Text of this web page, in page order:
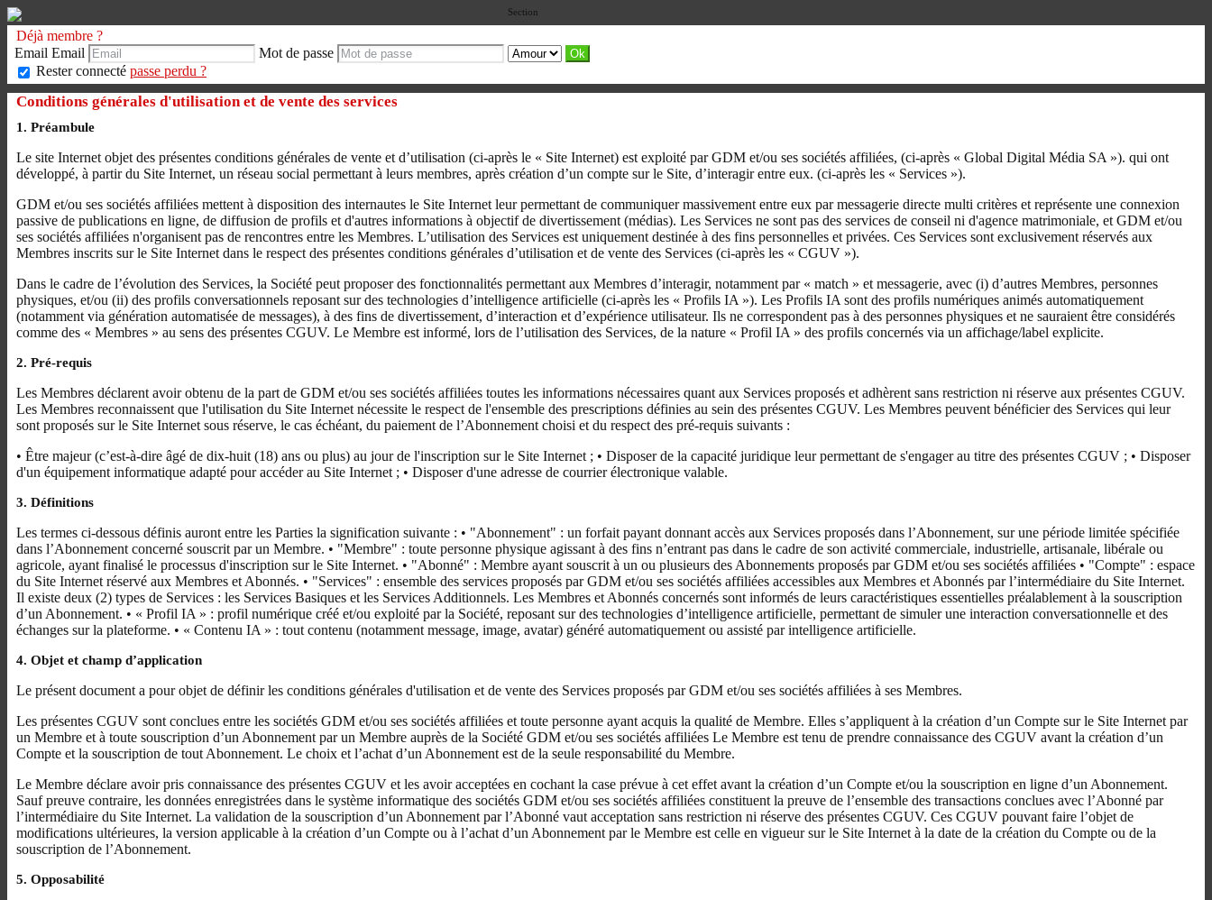
Déjà membre ?
Email Email Mot de passe
Section
Rester connecté passe perdu ?
Conditions générales d'utilisation et de vente des services
1. Préambule
Le site Internet objet des présentes conditions générales de vente et d’utilisation (ci-après le « Site Internet) est exploité par GDM et/ou ses sociétés affiliées, (ci-après « Global Digital Média SA »). qui ont
développé, à partir du Site Internet, un réseau social permettant à leurs membres, après création d’un compte sur le Site, d’interagir entre eux. (ci-après les « Services »).
GDM et/ou ses sociétés affiliées mettent à disposition des internautes le Site Internet leur permettant de communiquer massivement entre eux par messagerie directe multi critères et représente une connexion
passive de publications en ligne, de diffusion de profils et d'autres informations à objectif de divertissement (médias). Les Services ne sont pas des services de conseil ni d'agence matrimoniale, et GDM et/ou
ses sociétés affiliées n'organisent pas de rencontres entre les Membres. L’utilisation des Services est uniquement destinée à des fins personnelles et privées. Ces Services sont exclusivement réservés aux
Membres inscrits sur le Site Internet dans le respect des présentes conditions générales d’utilisation et de vente des Services (ci-après les « CGUV »).
Dans le cadre de l’évolution des Services, la Société peut proposer des fonctionnalités permettant aux Membres d’interagir, notamment par « match » et messagerie, avec (i) d’autres Membres, personnes
physiques, et/ou (ii) des profils conversationnels reposant sur des technologies d’intelligence artificielle (ci-après les « Profils IA »). Les Profils IA sont des profils numériques animés automatiquement
(notamment via génération automatisée de messages), à des fins de divertissement, d’interaction et d’expérience utilisateur. Ils ne correspondent pas à des personnes physiques et ne sauraient être considérés
comme des « Membres » au sens des présentes CGUV. Le Membre est informé, lors de l’utilisation des Services, de la nature « Profil IA » des profils concernés via un affichage/label explicite.
2. Pré-requis
Les Membres déclarent avoir obtenu de la part de GDM et/ou ses sociétés affiliées toutes les informations nécessaires quant aux Services proposés et adhèrent sans restriction ni réserve aux présentes CGUV.
Les Membres reconnaissent que l'utilisation du Site Internet nécessite le respect de l'ensemble des prescriptions définies au sein des présentes CGUV. Les Membres peuvent bénéficier des Services qui leur
sont proposés sur le Site Internet sous réserve, le cas échéant, du paiement de l’Abonnement choisi et du respect des pré-requis suivants :
• Être majeur (c’est-à-dire âgé de dix-huit (18) ans ou plus) au jour de l'inscription sur le Site Internet ; • Disposer de la capacité juridique leur permettant de s'engager au titre des présentes CGUV ; • Disposer
d'un équipement informatique adapté pour accéder au Site Internet ; • Disposer d'une adresse de courrier électronique valable.
3. Définitions
Les termes ci-dessous définis auront entre les Parties la signification suivante : • "Abonnement" : un forfait payant donnant accès aux Services proposés dans l’Abonnement, sur une période limitée spécifiée
dans l’Abonnement concerné souscrit par un Membre. • "Membre" : toute personne physique agissant à des fins n’entrant pas dans le cadre de son activité commerciale, industrielle, artisanale, libérale ou
agricole, ayant finalisé le processus d'inscription sur le Site Internet. • "Abonné" : Membre ayant souscrit à un ou plusieurs des Abonnements proposés par GDM et/ou ses sociétés affiliées • "Compte" : espace
du Site Internet réservé aux Membres et Abonnés. • "Services" : ensemble des services proposés par GDM et/ou ses sociétés affiliées accessibles aux Membres et Abonnés par l’intermédiaire du Site Internet.
Il existe deux (2) types de Services : les Services Basiques et les Services Additionnels. Les Membres et Abonnés concernés sont informés de leurs caractéristiques essentielles préalablement à la souscription
d’un Abonnement. • « Profil IA » : profil numérique créé et/ou exploité par la Société, reposant sur des technologies d’intelligence artificielle, permettant de simuler une interaction conversationnelle et des
échanges sur la plateforme. • « Contenu IA » : tout contenu (notamment message, image, avatar) généré automatiquement ou assisté par intelligence artificielle.
4. Objet et champ d’application
Le présent document a pour objet de définir les conditions générales d'utilisation et de vente des Services proposés par GDM et/ou ses sociétés affiliées à ses Membres.
Les présentes CGUV sont conclues entre les sociétés GDM et/ou ses sociétés affiliées et toute personne ayant acquis la qualité de Membre. Elles s’appliquent à la création d’un Compte sur le Site Internet par
un Membre et à toute souscription d’un Abonnement par un Membre auprès de la Société GDM et/ou ses sociétés affiliées Le Membre est tenu de prendre connaissance des CGUV avant la création d’un
Compte et la souscription de tout Abonnement. Le choix et l’achat d’un Abonnement est de la seule responsabilité du Membre.
Le Membre déclare avoir pris connaissance des présentes CGUV et les avoir acceptées en cochant la case prévue à cet effet avant la création d’un Compte et/ou la souscription en ligne d’un Abonnement.
Sauf preuve contraire, les données enregistrées dans le système informatique des sociétés GDM et/ou ses sociétés affiliées constituent la preuve de l’ensemble des transactions conclues avec l’Abonné par
l’intermédiaire du Site Internet. La validation de la souscription d’un Abonnement par l’Abonné vaut acceptation sans restriction ni réserve des présentes CGUV. Ces CGUV pouvant faire l’objet de
modifications ultérieures, la version applicable à la création d’un Compte ou à l’achat d’un Abonnement par le Membre est celle en vigueur sur le Site Internet à la date de la création du Compte ou de la
souscription de l’Abonnement.
5. Opposabilité